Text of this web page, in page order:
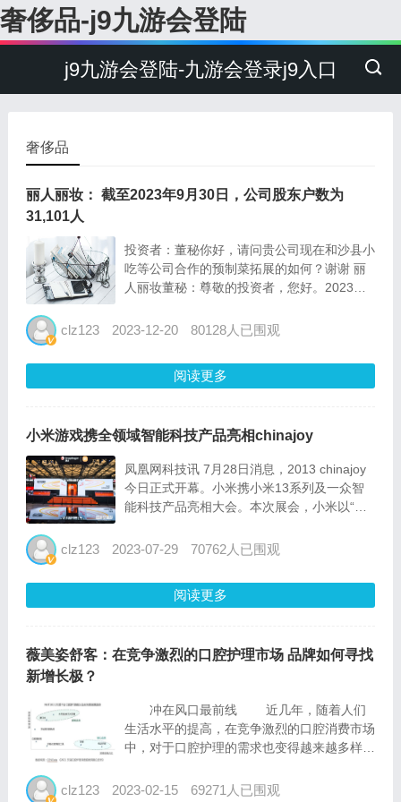
奢侈品-j9九游会登陆
j9九游会登陆-九游会登录j9入口
奢侈品
丽人丽妆： 截至2023年9月30日，公司股东户数为
31,101人
投资者：董秘你好，请问贵公司现在和沙县小
吃等公司合作的预制菜拓展的如何？谢谢 丽
人丽妆董秘：尊敬的投资者，您好。2023年6
品牌寻味档案完成战略合作签约，双方将共同
前合作正在有序推...
clz123 2023-12-20 80128人已围观
阅读更多
小米游戏携全领域智能科技产品亮相chinajoy
凤凰网科技讯 7月28日消息，2013 chinajoy
今日正式开幕。小米携小米13系列及一众智
能科技产品亮相大会。本次展会，小米以“超
游和次元漫游等互动区，现场观众可沉浸式体
clz123 2023-07-29 70762人已围观
阅读更多
薇美姿舒客：在竞争激烈的口腔护理市场 品牌如何寻找
新增长极？
冲在风口最前线 近几年，随着人们
生活水平的提高，在竞争激烈的口腔消费市场
中，对于口腔护理的需求也变得越来越多样
足于仅使用牙膏和牙刷，开始尝试漱口水、牙
clz123 2023-02-15 69271人已围观